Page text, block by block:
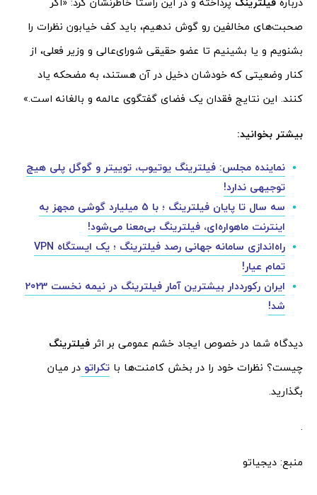
صحبت‌های مخالفین رو گوش ندهیم، باید کف خیابون نظرات را
بشنویم و یا بشینیم تا عضو حقیقی شورای‌عالی و وزیر فعلی، از
کنار وضعیتی که خودشان دخیل در آن هستند، به مضحکه یاد
کنند. این نتایج فقدان یک فضای گفتگوی عالمه و بالغانه است.»
بیشتر بخوانید:
نماینده مجلس: فیلترینگ یوتیوب، توییتر و گوگل پلی هیچ
توجیهی ندارد!
سه سال تا پایان فیلترینگ ؛ با 5 میلیارد گوشی مجهز به
اینترنت ماهواره‌ای، فیلترینگ بی‌معنا می‌شود!
راه‌اندازی سامانه جهانی رصد فیلترینگ ؛ یک ایستگاه VPN
تمام عیار!
ایران رکورددار بیشترین آمار فیلترینگ در نیمه نخست 2023
شد!
دیدگاه شما در خصوص ایجاد خشم عمومی بر اثرفیلترینگ
چیست؟ نظرات خود را در بخش کامنت‌ها با تکراتو در میان
بگذارید.
.
منبع: دیجیاتو